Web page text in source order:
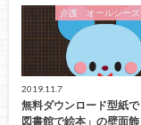
介護 オールシー
2019.11.7
無料ダウンロード型紙
図書館で絵本」の壁面